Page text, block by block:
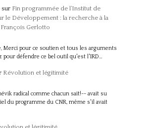
sur Fin programmée de l’Institut de
le Développement : la recherche à la
Gerlotto
Merci pour ce soutien et tous les arguments
pour défendre ce bel outil qu'est l'IRD…
Révolution et légitimité
radical comme chacun sait!-- avait su
du programme du CNR, même s'il avait